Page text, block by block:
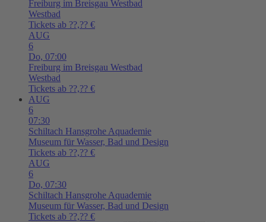
Freiburg im Breisgau Westbad
Westbad
Tickets ab ??,?? €
AUG
6
Do, 07:00
Freiburg im Breisgau Westbad
Westbad
Tickets ab ??,?? €
AUG
6
07:30
Schiltach Hansgrohe Aquademie
Museum für Wasser, Bad und Design
Tickets ab ??,?? €
AUG
6
Do, 07:30
Schiltach Hansgrohe Aquademie
Museum für Wasser, Bad und Design
Tickets ab ??,?? €